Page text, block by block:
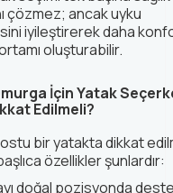
çözmez; ancak uyku
iyileştirerek daha
oluşturabilir.
İçin Yatak
Edilmeli?
bir yatakta dikkat
özellikler şunlardır:
doğal pozisyonda